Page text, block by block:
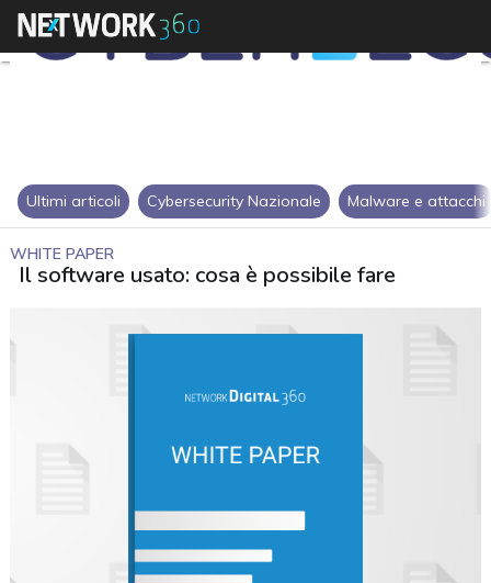
Ultimi articoli Cybersecurity Nazionale Malware e attacchi
WHITE PAPER
Il software usato: cosa è possibile fare